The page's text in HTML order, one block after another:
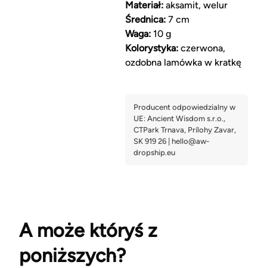
Materiał:aksamit, welur
Średnica:7 cm
Waga:10 g
Kolorystyka:czerwona,
ozdobna lamówka w kratkę
A może któryś z
poniższych?